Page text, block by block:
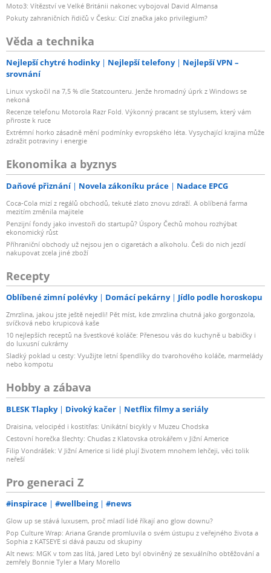
Moto3: Vítězství ve Velké Británii nakonec vybojoval David Almansa
Pokuty zahraničních řidičů v Česku: Cizí značka jako privilegium?
Věda a technika
Nejlepší chytré hodinky Nejlepší telefony
Nejlepší VPN –
srovnání
Linux vyskočil na 7,5 % dle Statcounteru. Jenže hromadný úprk z Windows se
nekoná
Recenze telefonu Motorola Razr Fold. Výkonný pracant se stylusem, který vám
přiroste k ruce
Extrémní horko zásadně mění podmínky evropského léta. Vysychající krajina může
zdražit potraviny i energie
Ekonomika a byznys
Daňové přiznání Novela zákoníku práce Nadace EPCG
Coca-Cola mizí z regálů obchodů, tekuté zlato znovu zdraží. A oblíbená farma
mezitím změnila majitele
Penzijní fondy jako investoři do startupů? Úspory Čechů mohou rozhýbat
ekonomický růst
Příhraniční obchody už nejsou jen o cigaretách a alkoholu. Češi do nich jezdí
nakupovat zcela jiné zboží
Recepty
Oblíbené zimní polévky Domácí pekárny Jídlo podle horoskopu
Zmrzlina, jakou jste ještě nejedli! Pět míst, kde zmrzlina chutná jako gorgonzola,
svíčková nebo krupicová kaše
10 nejlepších receptů na švestkové koláče: Přenesou vás do kuchyně u babičky i
do luxusní cukrárny
Sladký poklad u cesty: Využijte letní špendlíky do tvarohového koláče, marmelády
nebo kompotu
Hobby a zábava
BLESK Tlapky Divoký kačer Netflix filmy a seriály
Draisina, velocipéd i kostitřas: Unikátní bicykly v Muzeu Chodska
Cestovní horečka šlechty: Chuďas z Klatovska otrokářem v Jižní Americe
Filip Vondrášek: V Jižní Americe si lidé plují životem mnohem lehčeji, věci tolik
neřeší
Pro generaci Z
#inspirace #wellbeing #news
Glow up se stává luxusem, proč mladí lidé říkají ano glow downu?
Pop Culture Wrap: Ariana Grande promluvila o svém ústupu z veřejného života a
Sophia z KATSEYE si dává pauzu od skupiny
Alt news: MGK v tom zas lítá, Jared Leto byl obviněný ze sexuálního obtěžování a
zemřely Bonnie Tyler a Mary Morello